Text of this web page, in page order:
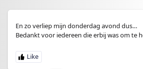
En zo verliep mijn donderdag avond dus…
Bedankt voor iedereen die erbij was om te